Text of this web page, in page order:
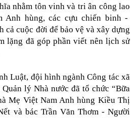
nhằm tôn vinh và tri ân công lao
Anh hùng, các cựu chiến binh -
cả cuộc đời để bảo vệ và xây dựng
lặng đã góp phần viết nên lịch sử
Luật, đội hình ngành Công tác xã
lý Nhà nước đã tổ chức “Bữa
Mẹ Việt Nam Anh hùng Kiều Thị
và bác Trần Văn Thơm - Người